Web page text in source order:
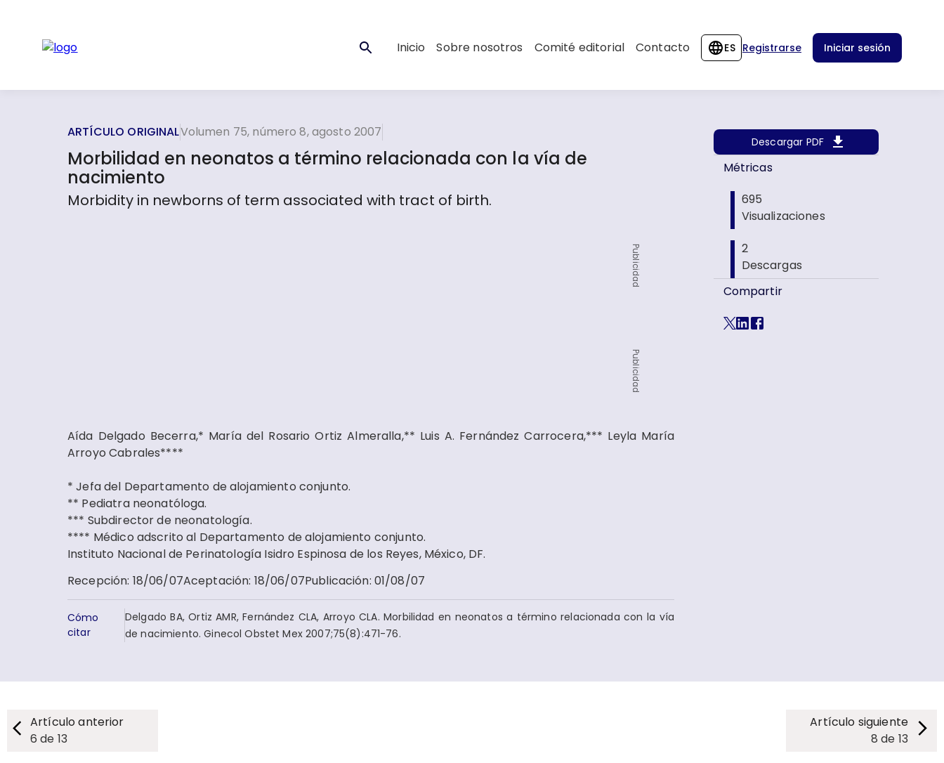
Inicio Sobre nosotros Comité editorial Contacto ES Registrarse Iniciar sesión
ARTÍCULO ORIGINALVolumen 75, número 8, agosto 2007
Morbilidad en neonatos a término relacionada con la vía de
nacimiento
Morbidity in newborns of term associated with tract of birth.
Publicidad
Publicidad
Aída Delgado Becerra,* María del Rosario Ortiz Almeralla,** Luis A. Fernández Carrocera,*** Leyla María
Arroyo Cabrales****
* Jefa del Departamento de alojamiento conjunto.
** Pediatra neonatóloga.
*** Subdirector de neonatología.
**** Médico adscrito al Departamento de alojamiento conjunto.
Instituto Nacional de Perinatología Isidro Espinosa de los Reyes, México, DF.
Recepción: 18/06/07Aceptación: 18/06/07Publicación: 01/08/07
Cómo
citar
Delgado BA, Ortiz AMR, Fernández CLA, Arroyo CLA. Morbilidad en neonatos a término relacionada con la vía
de nacimiento. Ginecol Obstet Mex 2007;75(8):471-76.
Descargar PDF
Métricas
695
Visualizaciones
2
Descargas
Compartir
Artículo anterior
6 de 13
Artículo siguiente
8 de 13